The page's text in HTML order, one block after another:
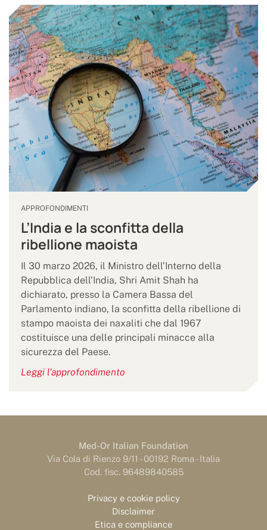
APPROFONDIMENTI
L’India e la sconfitta della
ribellione maoista
Il 30 marzo 2026, il Ministro dell’Interno della
Repubblica dell’India, Shri Amit Shah ha
dichiarato, presso la Camera Bassa del
Parlamento indiano, la sconfitta della ribellione di
stampo maoista dei naxaliti che dal 1967
costituisce una delle principali minacce alla
sicurezza del Paese.
Leggi l'approfondimento
Med-Or Italian Foundation
Via Cola di Rienzo 9/11 - 00192 Roma - Italia
Cod. fisc. 96489840585
Privacy e cookie policy
Disclaimer
Etica e compliance